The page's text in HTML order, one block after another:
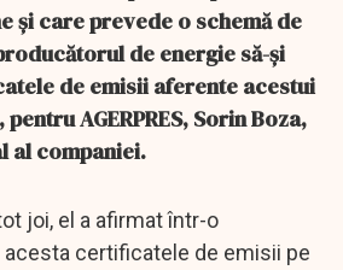
şi care prevede o schemă de
de energie să-şi
de emisii aferente acestui
AGERPRES, Sorin Boza,
al companiei.
joi, el a afirmat într-o
certificatele de emisii pe